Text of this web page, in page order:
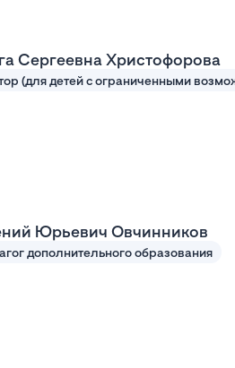
Сергеевна Христофорова
Юрьевич Овчинников
дополнительного образования